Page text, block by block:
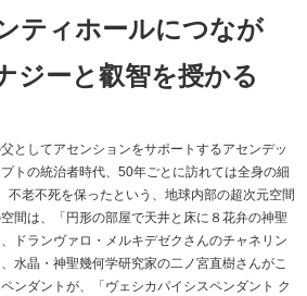
ティホールにつなが
ジーと叡智を授かる
としてアセンションをサポートするアセンデッ
トの統治者時代、50年ごとに訪れては全身の細
不老不死を保ったという、地球内部の超次元空間
間は、「円形の部屋で天井と床に８花弁の神聖
ドランヴァロ・メルキデゼクさんのチャネリン
水晶・神聖幾何学研究家の二ノ宮直樹さんがこ
ンダントが、「ヴェシカパイシスペンダント ク